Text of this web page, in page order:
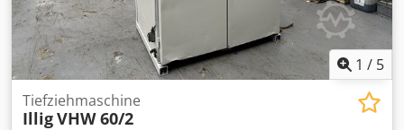
1 / 5
Tiefziehmaschine
IlligVHW 60/2